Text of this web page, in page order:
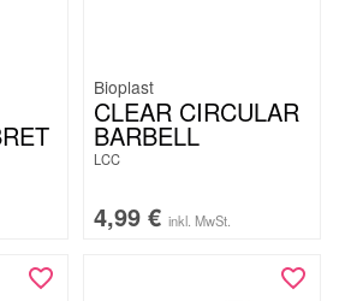
Bioplast
CLEAR CIRCULAR
BARBELL
LCC
4,99 € inkl. MwSt.